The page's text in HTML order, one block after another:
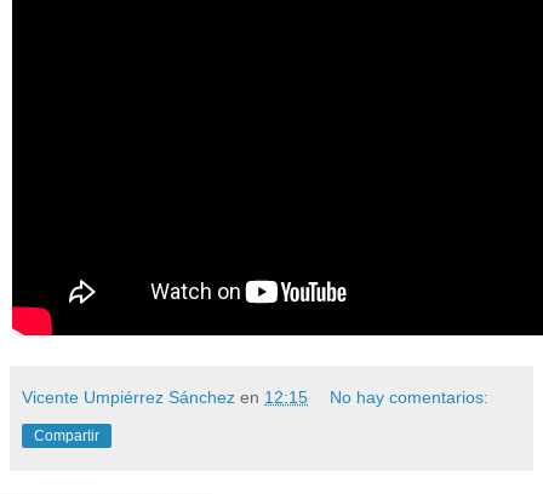
Vicente Umpiérrez Sánchez en 12:15 No hay comentarios:
Compartir